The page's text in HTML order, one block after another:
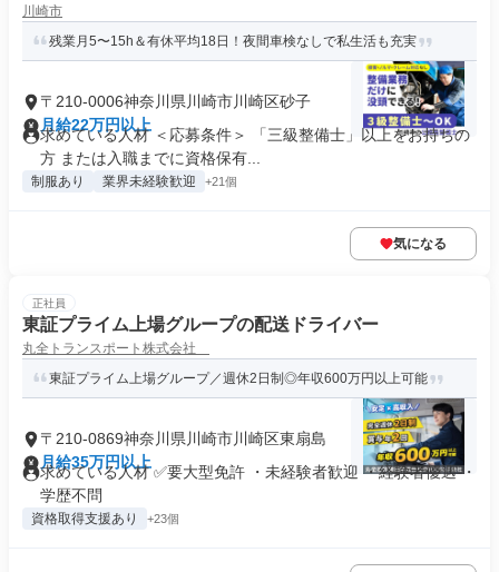
川崎市
残業月5〜15h＆有休平均18日！夜間車検なしで私生活も充実
〒210-0006神奈川県川崎市川崎区砂子
月給22万円以上
求めている人材 ＜応募条件＞ 「三級整備士」以上をお持ちの
方 または入職までに資格保有...
制服あり 業界未経験歓迎 +21個
気になる
正社員
東証プライム上場グループの配送ドライバー
丸全トランスポート株式会社
東証プライム上場グループ／週休2日制◎年収600万円以上可能
〒210-0869神奈川県川崎市川崎区東扇島
月給35万円以上
求めている人材 ✅要大型免許 ・未経験者歓迎 ・経験者優遇 ・
学歴不問
資格取得支援あり +23個